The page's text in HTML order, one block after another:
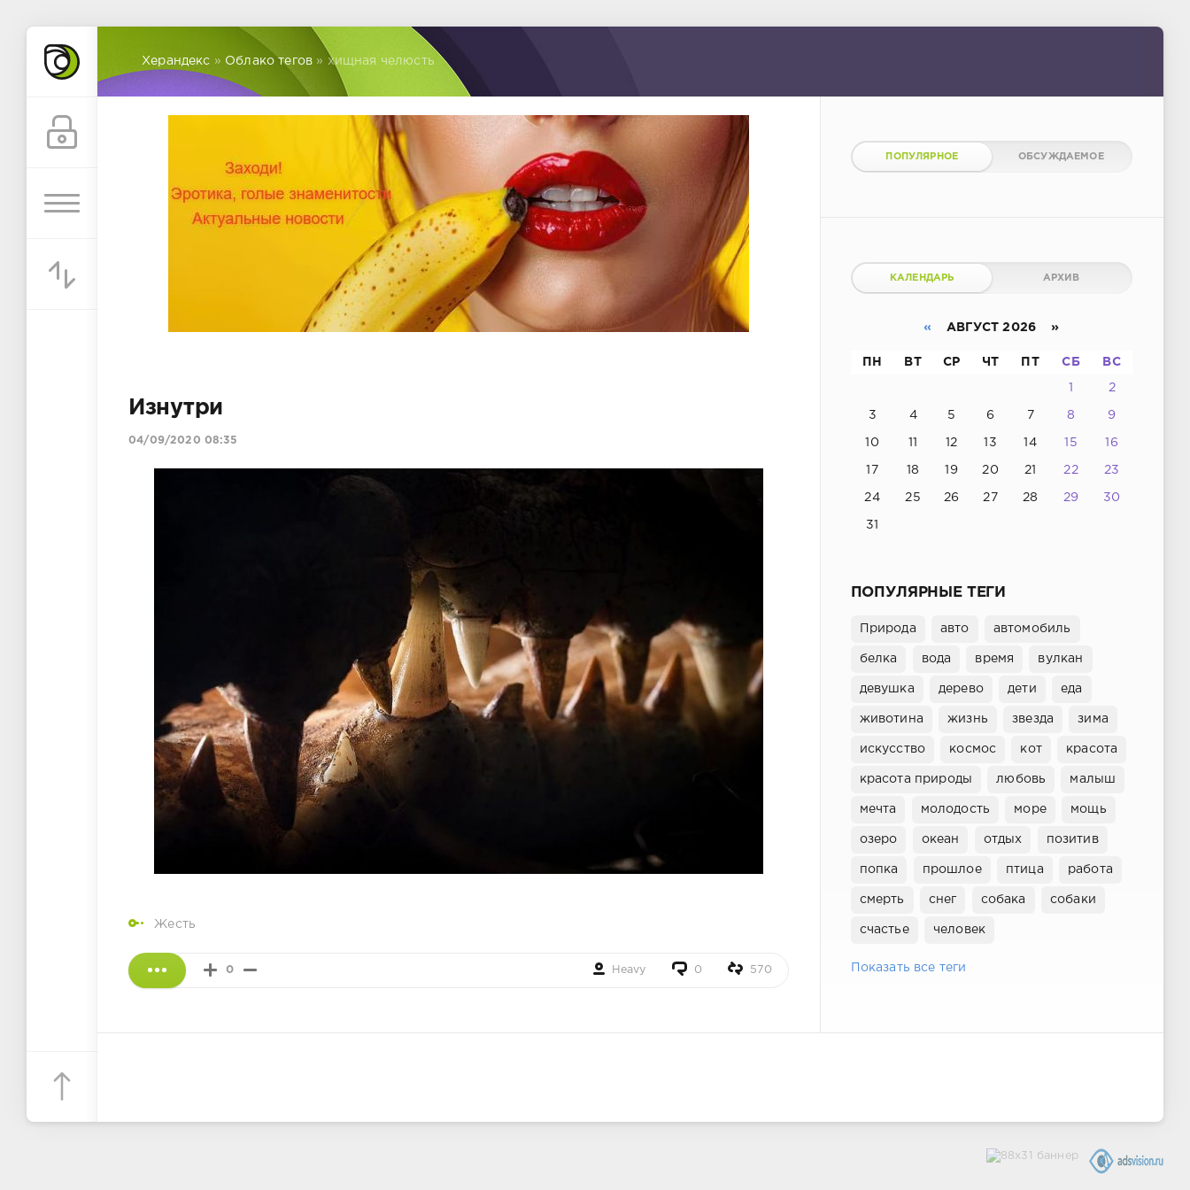
Херандекс » Облако тегов » хищная челюсть
Изнутри
04/09/2020 08:35
Жесть
0 Heavy 0 570
ПОПУЛЯРНОЕ ОБСУЖДАЕМОЕ
КАЛЕНДАРЬ АРХИВ
« АВГУСТ 2026 »
ПН ВТ СР ЧТ ПТ СБ ВС
1 2
3 4 5 6 7 8 9
10 11 12 13 14 15 16
17 18 19 20 21 22 23
24 25 26 27 28 29 30
31
ПОПУЛЯРНЫЕ ТЕГИ
Природа авто автомобиль
белка вода время вулкан
девушка дерево дети еда
животина жизнь звезда зима
искусство космос кот красота
красота природы любовь малыш
мечта молодость море мощь
озеро океан отдых позитив
попка прошлое птица работа
смерть снег собака собаки
счастье человек
Показать все теги